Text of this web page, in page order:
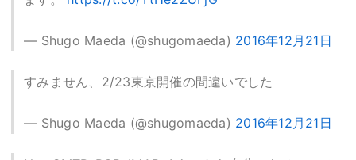
— Shugo Maeda (@shugomaeda) 2016年12月21日
すみません、2/23東京開催の間違いでした
— Shugo Maeda (@shugomaeda) 2016年12月21日